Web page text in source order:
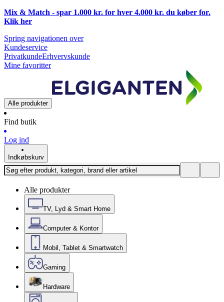
Mix & Match - spar 1.000 kr. for hver 4.000 kr. du køber for.
Klik her
Spring navigationen over
Kundeservice
PrivatkundeErhvervskunde
Mine favoritter
Alle produkter
Find butik
Log ind
Indkøbskurv
Alle produkter
TV, Lyd & Smart Home
Computer & Kontor
Mobil, Tablet & Smartwatch
Gaming
Hardware